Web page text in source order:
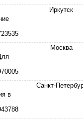
Иркутск
Москва
в
Санкт-